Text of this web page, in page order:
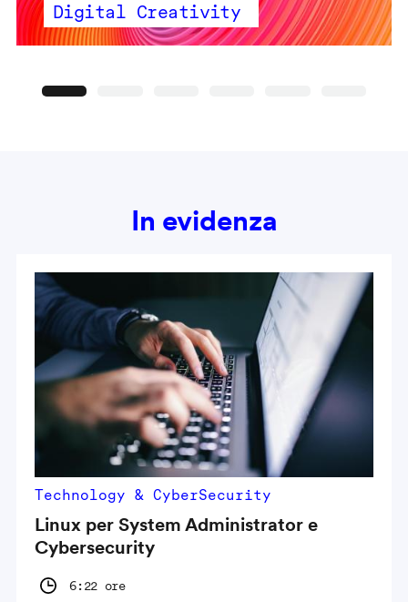
Digital Creativity
In evidenza
Technology & CyberSecurity
Linux per System Administrator e
Cybersecurity
6:22 ore